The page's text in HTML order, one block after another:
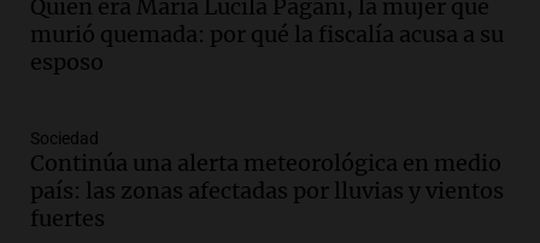
ostentación de millonarios
Amamos Argentina
Episodios
avanza con testimonios clave sobre el
accidente en Villa Dolores
Panorama Federal
Quién era María Lucila Pagani, la mujer que
murió quemada: por qué la fiscalía acusa a su
esposo
Sociedad
Continúa una alerta meteorológica en medio
país: las zonas afectadas por lluvias y vientos
fuertes